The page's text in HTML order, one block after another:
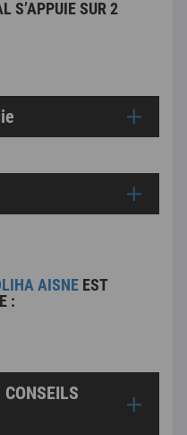
S’APPUIE SUR 2
AISNE EST
: